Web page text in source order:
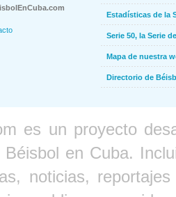
Estadísticas de la
Serie 50, la Serie
Mapa de nuestra
Directorio de
es un proyecto
en Cuba.
noticias,